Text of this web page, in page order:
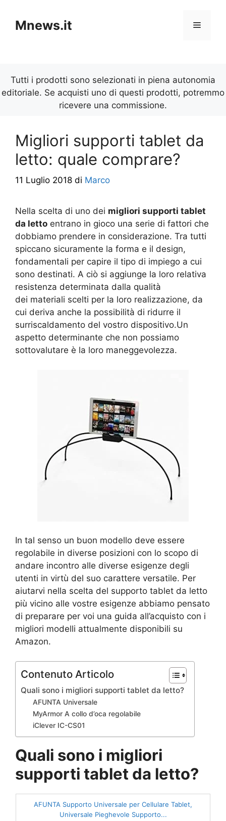
contenuto
Mnews.it Menu
Tutti i prodotti sono selezionati in piena autonomia
editoriale. Se acquisti uno di questi prodotti, potremmo
ricevere una commissione.
Migliori supporti tablet da
letto: quale comprare?
11 Luglio 2018 di Marco
Nella scelta di uno dei migliori supporti tablet
da letto entrano in gioco una serie di fattori che
dobbiamo prendere in considerazione. Tra tutti
spiccano sicuramente la forma e il design,
fondamentali per capire il tipo di impiego a cui
sono destinati. A ciò si aggiunge la loro relativa
resistenza determinata dalla qualità
dei materiali scelti per la loro realizzazione, da
cui deriva anche la possibilità di ridurre il
surriscaldamento del vostro dispositivo.Un
aspetto determinante che non possiamo
sottovalutare è la loro maneggevolezza.
In tal senso un buon modello deve essere
regolabile in diverse posizioni con lo scopo di
andare incontro alle diverse esigenze degli
utenti in virtù del suo carattere versatile. Per
aiutarvi nella scelta del supporto tablet da letto
più vicino alle vostre esigenze abbiamo pensato
di preparare per voi una guida all’acquisto con i
migliori modelli attualmente disponibili su
Amazon.
Contenuto Articolo
Quali sono i migliori supporti tablet da letto?
AFUNTA Universale
MyArmor A collo d’oca regolabile
iClever IC-CS01
Quali sono i migliori
supporti tablet da letto?
AFUNTA Supporto Universale per Cellulare Tablet,
Universale Pieghevole Supporto...